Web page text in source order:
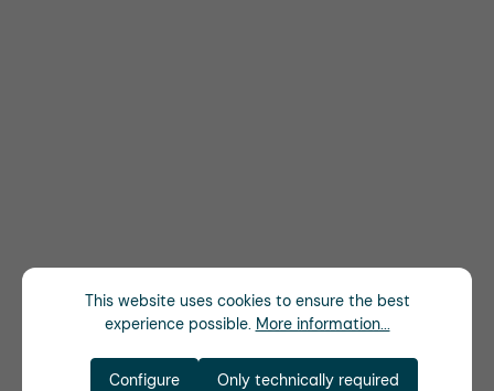
This website uses cookies to ensure the best
experience possible. More information...
Only technically required
Configure